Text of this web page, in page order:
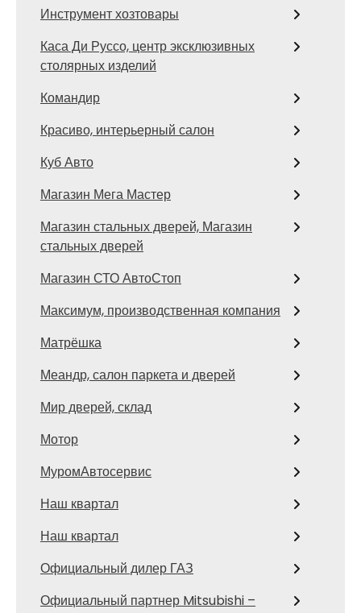
Инструмент хозтовары
Каса Ди Руссо, центр эксклюзивных
столярных изделий
Командир
Красиво, интерьерный салон
Куб Авто
Магазин Мега Мастер
Магазин стальных дверей, Магазин
стальных дверей
Магазин СТО АвтоСтоп
Максимум, производственная компания
Матрёшка
Меандр, салон паркета и дверей
Мир дверей, склад
Мотор
МуромАвтосервис
Наш квартал
Наш квартал
Официальный дилер ГАЗ
Официальный партнер Mitsubishi –